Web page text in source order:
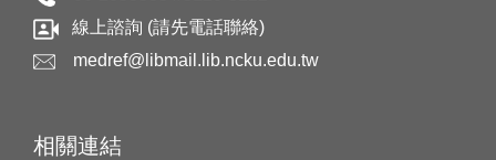
線上諮詢 (請先電話聯絡)
medref@libmail.lib.ncku.edu.tw
相關連結